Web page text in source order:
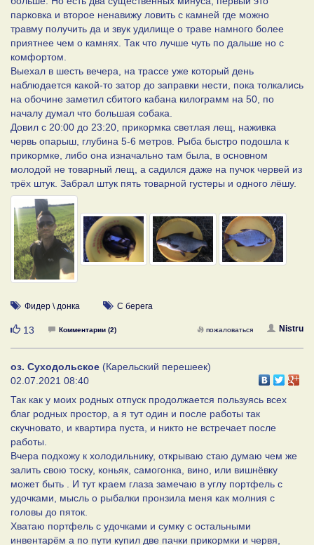
парковка и второе ненавижу ловить с камней где можно
травму получить да и звук удилище о траве намного более
приятнее чем о камнях. Так что лучше чуть по дальше но с
комфортом.
Выехал в шесть вечера, на трассе уже который день
наблюдается какой-то затор до заправки нести, пока толкались
на обочине заметил сбитого кабана килограмм на 50, по
началу думал что большая собака.
Довил с 20:00 до 23:20, прикормка светлая лещ, наживка
червь опарыш, глубина 5-6 метров. Рыба быстро подошла к
прикормке, либо она изначально там была, в основном
молодой не товарный лещ, а садился даже на пучок червей из
трёх штук. Забрал штук пять товарной густеры и одного лёшу.
Фидер \ донка С берега
Нравится
13 Комментарии (2) Nistru
пожаловаться
оз. Суходольское (Карельский перешеек)
02.07.2021 08:40
Так как у моих родных отпуск продолжается пользуясь всех
благ родных простор, а я тут один и после работы так
скучновато, и квартира пуста, и никто не встречает после
работы.
Вчера подхожу к холодильнику, открываю стаю думаю чем же
залить свою тоску, коньяк, самогонка, вино, или вишнёвку
может быть . И тут краем глаза замечаю в углу портфель с
удочками, мысль о рыбалки пронзила меня как молния с
головы до пяток.
Хватаю портфель с удочками и сумку с остальными
инвентарём а по пути купил две пачки прикормки и червя,